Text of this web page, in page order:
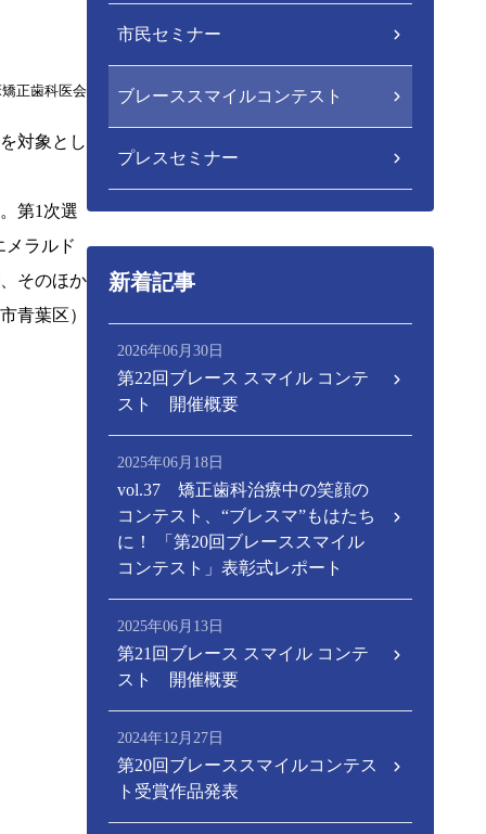
正歯科医会
対象とし
第1次選
メラルド
そのほか
青葉区）
市民セミナー
ブレーススマイルコンテスト
プレスセミナー
新着記事
2026年06月30日
第22回ブレース スマイル コンテ
スト 開催概要
2025年06月18日
vol.37 矯正歯科治療中の笑顔の
コンテスト、“ブレスマ”もはたち
に！ 「第20回ブレーススマイル
コンテスト」表彰式レポート
2025年06月13日
第21回ブレース スマイル コンテ
スト 開催概要
2024年12月27日
第20回ブレーススマイルコンテス
ト受賞作品発表